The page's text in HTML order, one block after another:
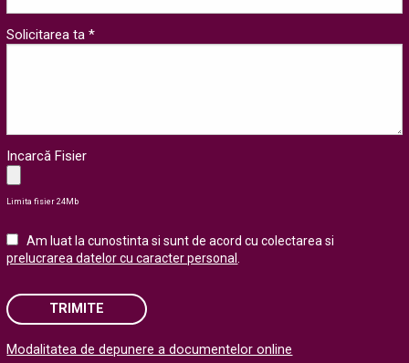
Solicitarea ta *
Incarcă Fisier
Limita fisier 24Mb
Am luat la cunostinta si sunt de acord cu colectarea si
prelucrarea datelor cu caracter personal
TRIMITE
Modalitatea de depunere a documentelor online